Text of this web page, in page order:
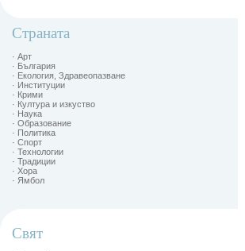
Страната
· Арт
· България
· Екология, Здравеопазване
· Институции
· Крими
· Култура и изкуство
· Наука
· Образование
· Политика
· Спорт
· Технологии
· Традиции
· Хора
· Ямбол
Свят